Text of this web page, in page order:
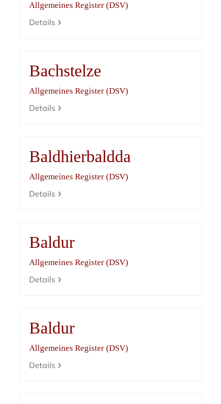
Allgemeines Register (DSV)
Details
Bachstelze
Allgemeines Register (DSV)
Details
Baldhierbaldda
Allgemeines Register (DSV)
Details
Baldur
Allgemeines Register (DSV)
Details
Baldur
Allgemeines Register (DSV)
Details